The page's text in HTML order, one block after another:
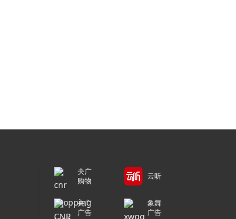
央广
购物
云听
央广
广告
象舞
广告